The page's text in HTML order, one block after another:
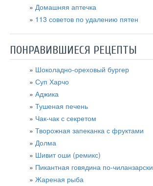
Домашняя аптечка
113 советов по удалению пятен
ПОНРАВИВШИЕСЯ РЕЦЕПТЫ
Шоколадно-ореховый бургер
Суп Харчо
Аджика
Тушеная печень
Чак-чак с секретом
Творожная запеканка с фруктами
Долма
Шивит оши (ремикс)
Пикантная говядина по-чиланзарски
Жареная рыба